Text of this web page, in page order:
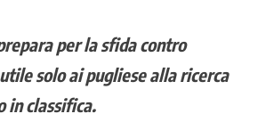
per la sfida contro
solo ai pugliese alla ricerca
in classifica.